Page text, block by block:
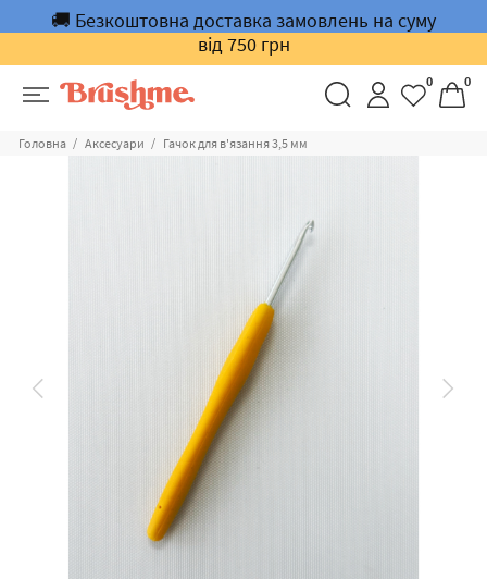
🚚 Безкоштовна доставка замовлень на суму
від 750 грн
0 0
Головна Аксесуари Гачок для в'язання 3,5 мм